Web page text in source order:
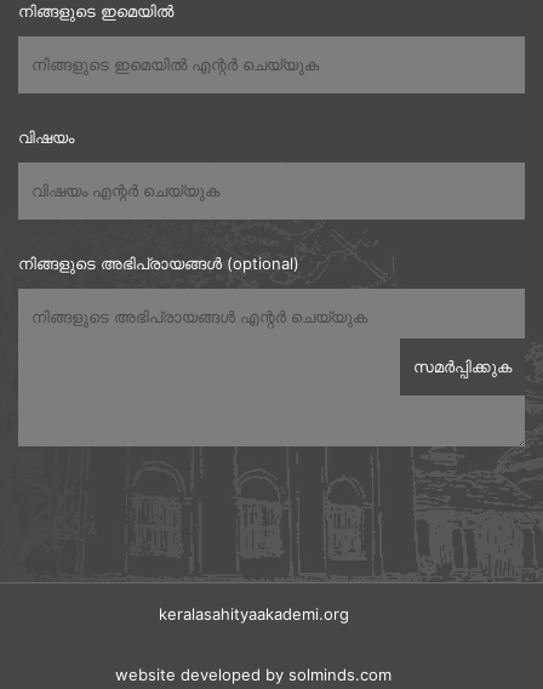
നിങ്ങളുടെ ഇമെയിൽ
വിഷയം
നിങ്ങളുടെ അഭിപ്രായങ്ങൾ (optional)
keralasahityaakademi.org
website developed by solminds.com